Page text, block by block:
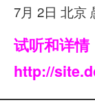
7月 2日 北京
试听和详情
http://